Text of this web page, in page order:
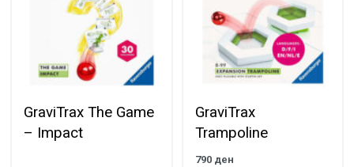
GraviTrax The Game
– Impact
GraviTrax
Trampoline
790 ден